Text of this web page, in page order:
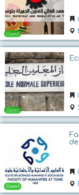
Ouvert
Ouvert
de